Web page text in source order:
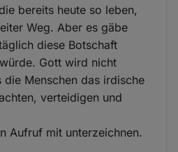
bereits heute so leben,
Weg. Aber es gäbe
diese Botschaft
Gott wird nicht
Menschen das irdische
verteidigen und
Aufruf mit unterzeichnen.